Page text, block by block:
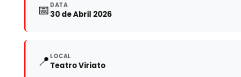
📅 DATA
30 de Abril 2026
📍 LOCAL
Teatro Viriato